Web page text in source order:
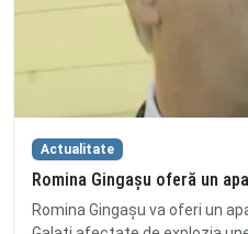
Actualitate
Romina Gingașu oferă un
Romina Gingașu va oferi un